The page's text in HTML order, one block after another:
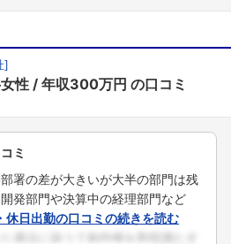
]
性 年収300万円 の口コミ
ミ
署の差が大きいが大半の部門は残
発部門や決算中の経理部門など
休日出勤の口コミの続きを読む